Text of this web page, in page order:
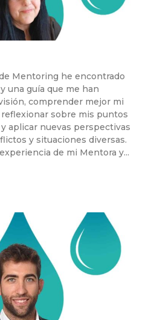
Mentoring he encontrado
una guía que me han
comprender mejor mi
sobre mis puntos
aplicar nuevas perspectivas
y situaciones diversas.
de mi Mentora y